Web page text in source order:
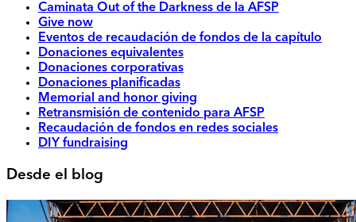
Caminata Out of the Darkness de la AFSP
Give now
Eventos de recaudación de fondos de la capítulo
Donaciones equivalentes
Donaciones corporativas
Donaciones planificadas
Memorial and honor giving
Retransmisión de contenido para AFSP
Recaudación de fondos en redes sociales
DIY fundraising
Desde el blog